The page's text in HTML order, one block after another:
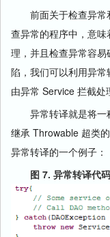
前面关于检查异常
查异常的程序中，意
理，并且检查异常容
陷，我们可以利用异常
由异常 Service 拦截处
异常转译就是将一
继承 Throwable 超类
异常转译的一个例子：
图 7. 异常转译代